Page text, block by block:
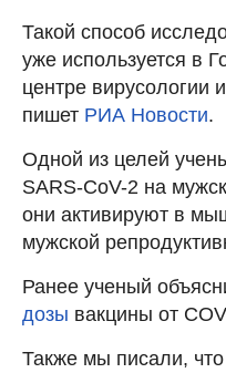
Такой способ
уже используется в
центре вирусологии
пишет РИА Новости.
Одной из целей
SARS-CoV-2 на
они активируют в
мужской
Ранее ученый
дозы вакцины от
Также мы писали,